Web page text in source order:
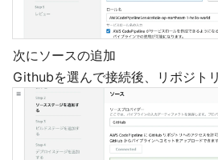
次にソースの追加
Githubを選んで接続後、リポジト